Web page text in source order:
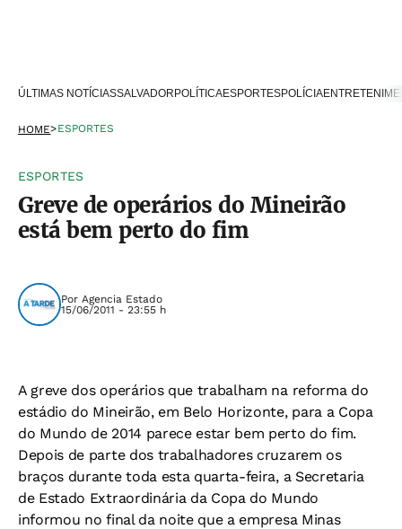
ÚLTIMAS NOTÍCIASSALVADOR POLÍTICAESPORTESPOLÍCIA
HOME>ESPORTES
ESPORTES
Greve de operários do Mineirão
está bem perto do fim
Por Agencia Estado
15/06/2011 - 23:55 h
A greve dos operários que trabalham na reforma do
estádio do Mineirão, em Belo Horizonte, para a Copa
do Mundo de 2014 parece estar bem perto do fim.
Depois de parte dos trabalhadores cruzarem os
braços durante toda esta quarta-feira, a Secretaria
de Estado Extraordinária da Copa do Mundo
informou no final da noite que a empresa Minas